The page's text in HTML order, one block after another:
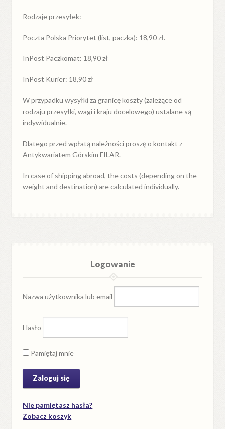
Rodzaje przesyłek:
Poczta Polska Priorytet (list, paczka): 18,90 zł.
InPost Paczkomat: 18,90 zł
InPost Kurier: 18,90 zł
W przypadkuwysyłkiza granicękoszty (zależące od
rodzaju przesyłki, wagi i kraju docelowego) ustalane są
indywidualnie.
Dlatego przed wpłatą należności proszę o kontakt z
Antykwariatem Górskim FILAR.
In case of shipping abroad, the costs (depending on the
weight and destination) are calculated individually.
Logowanie
Nazwa użytkownika lub email
Hasło
Pamiętaj mnie
Nie pamiętasz hasła?
Zobacz koszyk